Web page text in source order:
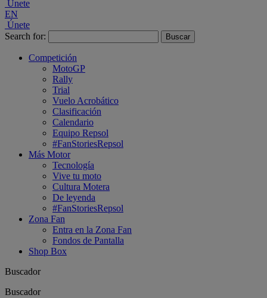
Únete
EN
Únete
Search for:
Competición
MotoGP
Rally
Trial
Vuelo Acrobático
Clasificación
Calendario
Equipo Repsol
#FanStoriesRepsol
Más Motor
Tecnología
Vive tu moto
Cultura Motera
De leyenda
#FanStoriesRepsol
Zona Fan
Entra en la Zona Fan
Fondos de Pantalla
Shop Box
Buscador
Buscador